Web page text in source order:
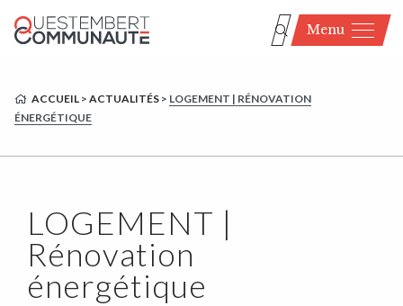
Menu
ACCUEIL > ACTUALITÉS > LOGEMENT | RÉNOVATION
ÉNERGÉTIQUE
LOGEMENT |
Rénovation
énergétique